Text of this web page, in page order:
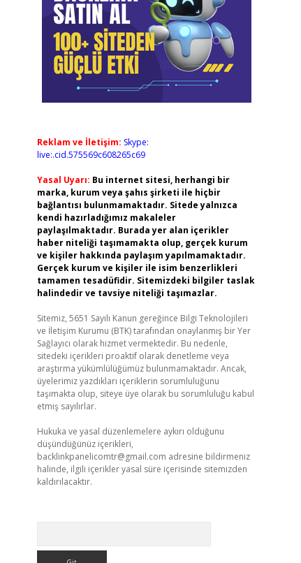
Reklam ve İletişim: Skype:
live:.cid.575569c608265c69
Yasal Uyarı: Bu internet sitesi, herhangi bir
marka, kurum veya şahıs şirketi ile hiçbir
bağlantısı bulunmamaktadır. Sitede yalnızca
kendi hazırladığımız makaleler
paylaşılmaktadır. Burada yer alan içerikler
haber niteliği taşımamakta olup, gerçek kurum
ve kişiler hakkında paylaşım yapılmamaktadır.
Gerçek kurum ve kişiler ile isim benzerlikleri
tamamen tesadüfidir. Sitemizdeki bilgiler taslak
halindedir ve tavsiye niteliği taşımazlar.
Sitemiz, 5651 Sayılı Kanun gereğince Bilgi Teknolojileri
ve İletişim Kurumu (BTK) tarafından onaylanmış bir Yer
Sağlayıcı olarak hizmet vermektedir. Bu nedenle,
sitedeki içerikleri proaktif olarak denetleme veya
araştırma yükümlülüğümüz bulunmamaktadır. Ancak,
üyelerimiz yazdıkları içeriklerin sorumluluğunu
taşımakta olup, siteye üye olarak bu sorumluluğu kabul
etmiş sayılırlar.
Hukuka ve yasal düzenlemelere aykırı olduğunu
düşündüğünüz içerikleri,
backlinkpanelicomtr@gmail.com adresine bildirmeniz
halinde, ilgili içerikler yasal süre içerisinde sitemizden
kaldırılacaktır.